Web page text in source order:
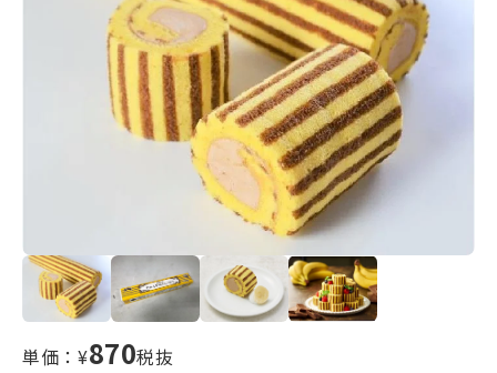
単価：¥870税抜